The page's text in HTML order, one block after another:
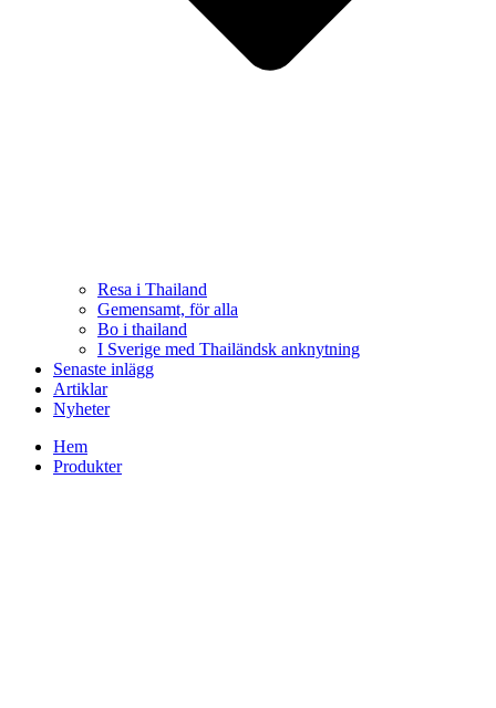
Resa i Thailand
Gemensamt, för alla
Bo i thailand
I Sverige med Thailändsk anknytning
Senaste inlägg
Artiklar
Nyheter
Hem
Produkter